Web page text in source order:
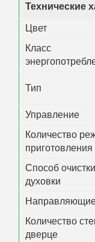
Технические
Цвет
Класс
Тип
Управление
Количество
приготовления
Способ очистки
духовки
Количество
дверце